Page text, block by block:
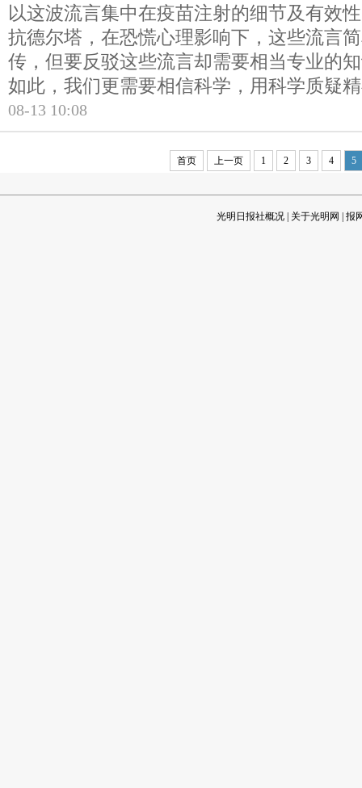
以这波流言集中在疫苗注射的细节及有效
抗德尔塔，在恐慌心理影响下，这些流言
传，但要反驳这些流言却需要相当专业的
如此，我们更需要相信科学，用科学质疑
08-13 10:08
首页 上一页 1 2 3 4 5
光明日报社概况 关于光明网 报